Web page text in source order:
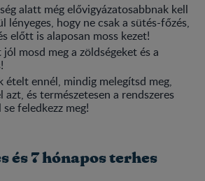
alatt még elővigyázatosabbnak kell
lényeges, hogy ne csak a sütés-főzés,
előtt is alaposan moss kezet!
mosd meg a zöldségeket és a
ennél, mindig melegítsd meg,
és természetesen a rendszeres
feledkezz meg!
és 7 hónapos terhes